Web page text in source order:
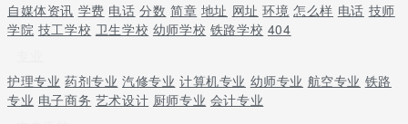
自媒体资讯 学费 电话 分数 简章 地址 网址 环境 怎么样 电话 技师
学院 技工学校 卫生学校 幼师学校 铁路学校 404
护理专业 药剂专业 汽修专业 计算机专业 幼师专业 航空专业 铁路
专业 电子商务 艺术设计 厨师专业 会计专业